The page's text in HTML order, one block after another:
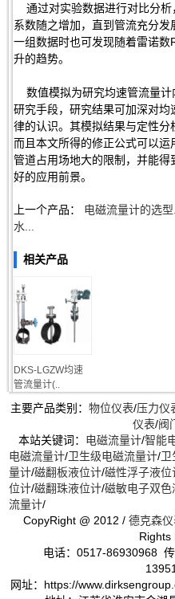
通过对实验数据进行对比分析
系数随之增加，直到管流充分
一组数据时也可发现随着雷诺
升的趋势。
数值模拟为研究均速管流量计
研究手段，研究结果可加深对
律的认识。其模拟结果与定性分
而且本文所得的修正公式可以
管道占用场地大的限制，并能
好的应用前景。
上一个产品： 电磁流量计的选型
水...
相关产品
DKS-LGZW均速
管流量计(..
主要产品类别： 物位仪表/压力仪
仪表/阀
本站关键词： 电磁流量计/智能
电磁流量计/卫生级电磁流量计/卫
量计/磁翻板液位计/磁性浮子液位
位计/磁翻珠液位计/磁敏电子双色
流量计/
CopyRight @ 2012 / 德克森
Rights
电话：0517-86930968
网址：https://